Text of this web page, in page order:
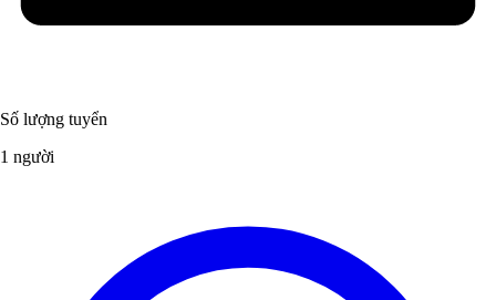
Số lượng tuyển
1 người